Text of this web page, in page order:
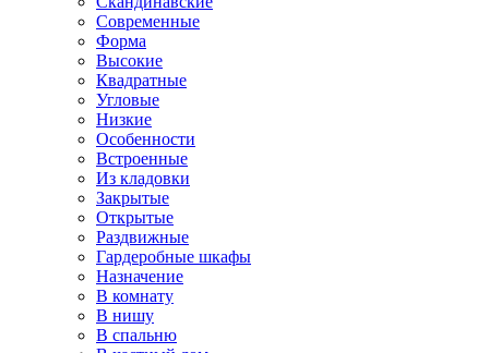
Современные
Форма
Высокие
Квадратные
Угловые
Низкие
Особенности
Встроенные
Из кладовки
Закрытые
Открытые
Раздвижные
Гардеробные шкафы
Назначение
В комнату
В нишу
В спальню